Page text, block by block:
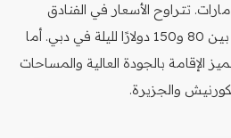
تتراوح الأسعار في الفنادق
متوسطة المدى (3-4 نجوم) بين 80 و150 دولارًا لليلة في دبي. أما
الإقامة بالجودة العالية والمساحات
والجزيرة.